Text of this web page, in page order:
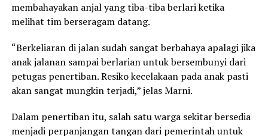
membahayakan anjal yang tiba-tiba berlari ketika
melihat tim berseragam datang.
“Berkeliaran di jalan sudah sangat berbahaya apalagi jika
anak jalanan sampai berlarian untuk bersembunyi dari
petugas penertiban. Resiko kecelakaan pada anak pasti
akan sangat mungkin terjadi,” jelas Marni.
Dalam penertiban itu, salah satu warga sekitar bersedia
menjadi perpanjangan tangan dari pemerintah untuk